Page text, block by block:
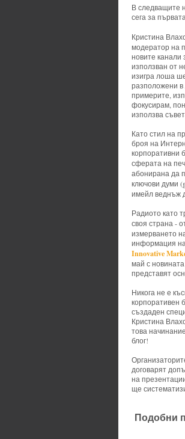
В следващите
сега за
Кристина
модератор на
новите канали
използван от
изигра лоша
разположени в
примерите,
фокусирам,
използва
Като стил на
броя на
корпоративни
сферата на
абонирана да
ключови думи
имейл веднъж
Радиото като
своя страна -
измерването
информация
Innovative
май с
представят
Никога не е
корпоративен
създаден
Кристина
това
блог!
договарят
на
ще
Подобни